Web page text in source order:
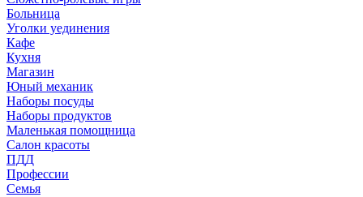
Больница
Уголки уединения
Кафе
Кухня
Магазин
Юный механик
Наборы посуды
Наборы продуктов
Маленькая помощница
Салон красоты
ПДД
Профессии
Семья